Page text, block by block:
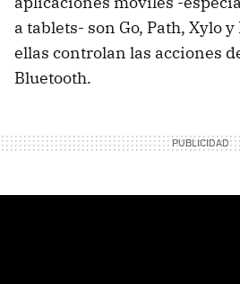
a tablets- son Go, Path, Xylo
ellas controlan las acciones
Bluetooth.